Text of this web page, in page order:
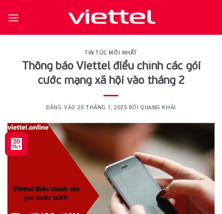
qua
TIN TỨC MỚI NHẤT
Thông báo Viettel điều chỉnh các gói
cước mạng xã hội vào tháng 2
ĐĂNG VÀO20 THÁNG 1, 2025 BỞIQUANG KHẢI
20
Th1